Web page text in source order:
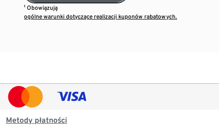
¹ Obowiązują
ogólne warunki dotyczące realizacji kuponów rabatowych.
Metody płatności